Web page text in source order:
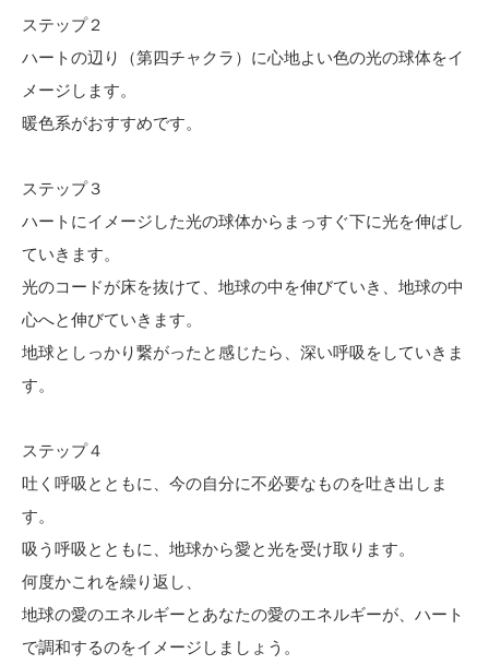
ステップ２
ハートの辺り（第四チャクラ）に心地よい色の光の球体をイ
メージします。
暖色系がおすすめです。
ステップ３
ハートにイメージした光の球体からまっすぐ下に光を伸ばし
ていきます。
光のコードが床を抜けて、地球の中を伸びていき、地球の中
心へと伸びていきます。
地球としっかり繋がったと感じたら、深い呼吸をしていきま
す。
ステップ４
吐く呼吸とともに、今の自分に不必要なものを吐き出しま
す。
吸う呼吸とともに、地球から愛と光を受け取ります。
何度かこれを繰り返し、
地球の愛のエネルギーとあなたの愛のエネルギーが、ハート
で調和するのをイメージしましょう。